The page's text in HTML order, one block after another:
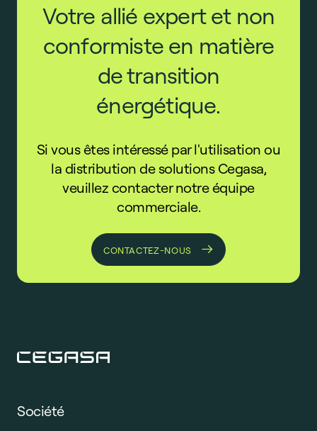
Votre allié expert et non
conformiste en matière
de transition
énergétique.
Si vous êtes intéressé par l'utilisation ou
la distribution de solutions Cegasa,
veuillez contacter notre équipe
commerciale.
CONTACTEZ-NOUS
Société